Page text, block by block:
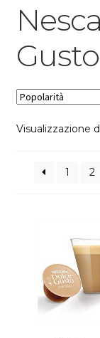
Gusto
Visualizzazione
1 2